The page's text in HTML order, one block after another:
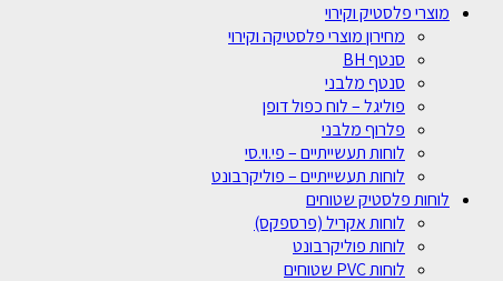
מוצרי פלסטיק וקירוי
מחירון מוצרי פלסטיקה וקירוי
סנטף BH
סנטף מלבני
פוליגל – לוח כפול דופן
פלרוף מלבני
לוחות תעשייתיים – פי.וי.סי
לוחות תעשייתיים – פוליקרבונט
לוחות פלסטיק שטוחים
לוחות אקריל (פרספקס)
לוחות פוליקרבונט
לוחות PVC שטוחים